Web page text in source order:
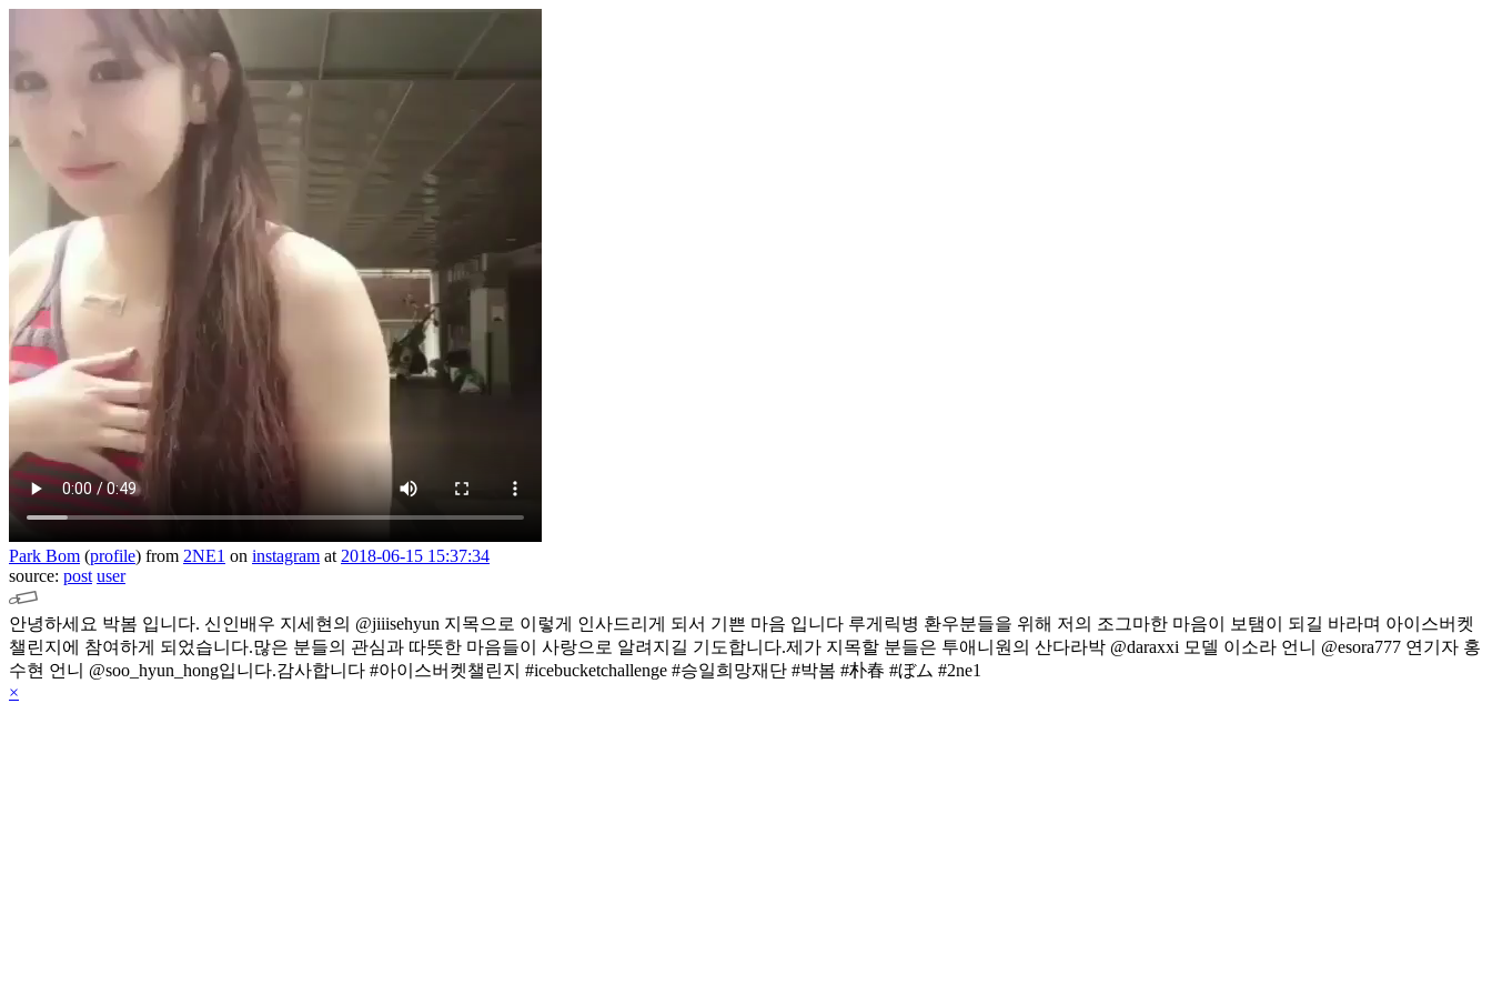
Park Bom (profile) from 2NE1 on instagram at 2018-06-15 15:37:34
source: post user
안녕하세요 박봄 입니다. 신인배우 지세현의 @jiiisehyun 지목으로 이렇게 인사드리게 되서 기쁜 마음 입니다 루게릭병 환우분들을 위해 저의 조그마한 마음이 보탬이 되길 바라며 아이스버켓
챌린지에 참여하게 되었습니다.많은 분들의 관심과 따뜻한 마음들이 사랑으로 알려지길 기도합니다.제가 지목할 분들은 투애니원의 산다라박 @daraxxi 모델 이소라 언니 @esora777 연기자 홍
수현 언니 @soo_hyun_hong입니다.감사합니다 #아이스버켓챌린지 #icebucketchallenge #승일희망재단 #박봄 #朴春‭‭ #ぼム #2ne1
×